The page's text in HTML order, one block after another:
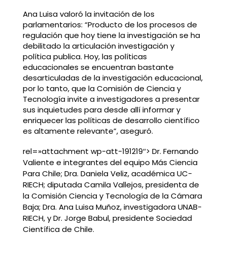
Ana Luisa valoró la invitación de los
parlamentarios: “Producto de los procesos de
regulación que hoy tiene la investigación se ha
debilitado la articulación investigación y
política publica. Hoy, las políticas
educacionales se encuentran bastante
desarticuladas de la investigación educacional,
por lo tanto, que la Comisión de Ciencia y
Tecnología invite a investigadores a presentar
sus inquietudes para desde allí informar y
enriquecer las políticas de desarrollo científico
es altamente relevante”, aseguró.
rel=»attachment wp-att-191219″> Dr. Fernando
Valiente e integrantes del equipo Más Ciencia
Para Chile; Dra. Daniela Veliz, académica UC-
RIECH; diputada Camila Vallejos, presidenta de
la Comisión Ciencia y Tecnología de la Cámara
Baja; Dra. Ana Luisa Muñoz, investigadora UNAB-
RIECH, y Dr. Jorge Babul, presidente Sociedad
Científica de Chile.